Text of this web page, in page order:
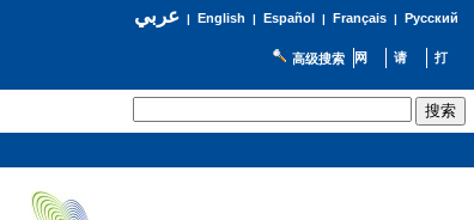
عربي| English | Español | Français| Русский
高级搜索